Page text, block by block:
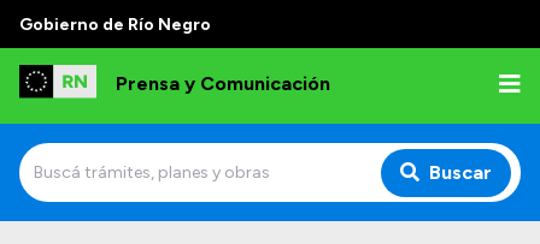
Gobierno de Río Negro
Prensa y Comunicación
Buscar